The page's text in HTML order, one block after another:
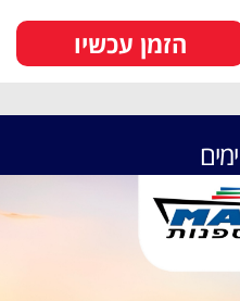
הזמן עכשיו
ימים